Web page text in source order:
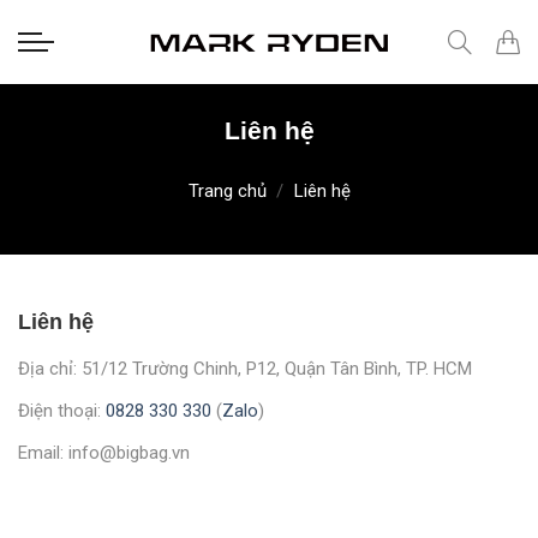
Liên hệ
Trang chủ / Liên hệ
Liên hệ
Địa chỉ: 51/12 Trường Chinh, P12, Quận Tân Bình, TP. HCM
Điện thoại: 0828 330 330 (Zalo)
Email: info@bigbag.vn